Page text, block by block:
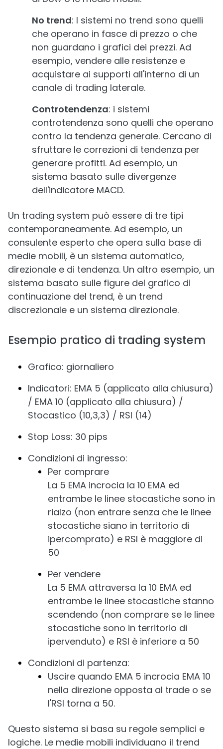
No trend: I sistemi no trend sono quelli
che operano in fasce di prezzo o che
non guardano i grafici dei prezzi. Ad
esempio, vendere alle resistenze e
acquistare ai supporti all'interno di un
canale di trading laterale.
Controtendenza: i sistemi
controtendenza sono quelli che operano
contro la tendenza generale. Cercano di
sfruttare le correzioni di tendenza per
generare profitti. Ad esempio, un
sistema basato sulle divergenze
dell'indicatore MACD.
Un trading system può essere di tre tipi
contemporaneamente. Ad esempio, un
consulente esperto che opera sulla base di
medie mobili, è un sistema automatico,
direzionale e di tendenza. Un altro esempio, un
sistema basato sulle figure del grafico di
continuazione del trend, è un trend
discrezionale e un sistema direzionale.
Esempio pratico di trading system
Grafico: giornaliero
Indicatori: EMA 5 (applicato alla chiusura)
/ EMA 10 (applicato alla chiusura) /
Stocastico (10,3,3) / RSI (14)
Stop Loss: 30 pips
Condizioni di ingresso:
Per comprare
La 5 EMA incrocia la 10 EMA ed
entrambe le linee stocastiche sono in
rialzo (non entrare senza che le linee
stocastiche siano in territorio di
ipercomprato) e RSI è maggiore di
50
Per vendere
La 5 EMA attraversa la 10 EMA ed
entrambe le linee stocastiche stanno
scendendo (non comprare se le linee
stocastiche sono in territorio di
ipervenduto) e RSI è inferiore a 50
Condizioni di partenza:
Uscire quando EMA 5 incrocia EMA 10
nella direzione opposta al trade o se
l'RSI torna a 50.
Questo sistema si basa su regole semplici e
logiche. Le medie mobili individuano il trend